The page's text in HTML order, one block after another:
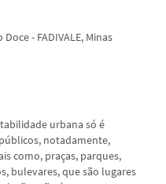
- FADIVALE, Minas
urbana só é
notadamente,
como, praças, parques,
bulevares, que são lugares